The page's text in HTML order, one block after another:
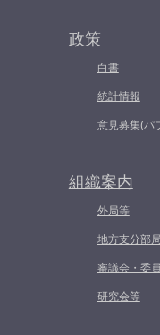
政策
白書
統計情報
意見募集(パ
組織案内
外局等
地方支分部局
審議会・委
研究会等